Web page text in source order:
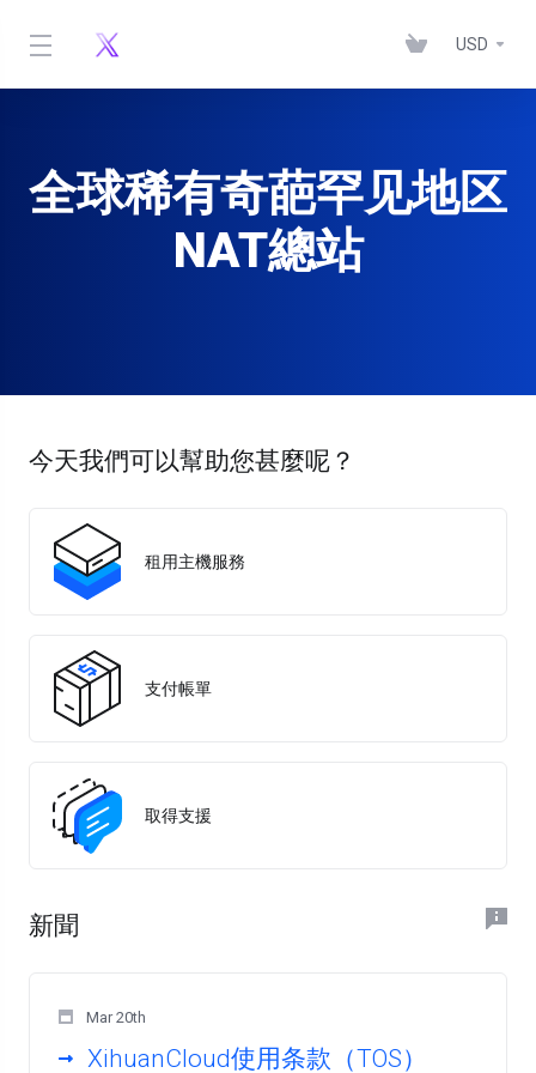
USD
全球稀有奇葩罕见地区
NAT總站
今天我們可以幫助您甚麼呢？
租用主機服務
支付帳單
取得支援
新聞
Mar 20th
XihuanCloud使用条款（TOS）